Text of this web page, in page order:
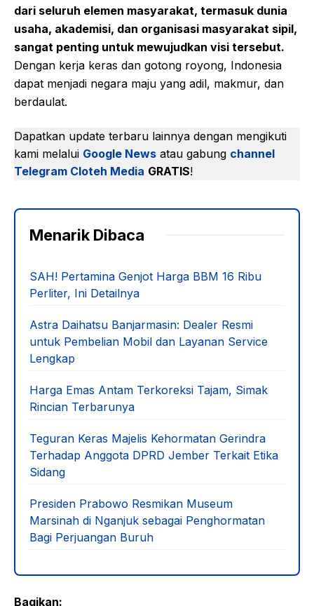
dari seluruh elemen masyarakat, termasuk dunia
usaha, akademisi, dan organisasi masyarakat sipil,
sangat penting untuk mewujudkan visi tersebut.
Dengan kerja keras dan gotong royong, Indonesia
dapat menjadi negara maju yang adil, makmur, dan
berdaulat.
Dapatkan update terbaru lainnya dengan mengikuti
kami melalui Google News atau gabung channel
Telegram Cloteh Media GRATIS!
Menarik Dibaca
SAH! Pertamina Genjot Harga BBM 16 Ribu
Perliter, Ini Detailnya
Astra Daihatsu Banjarmasin: Dealer Resmi
untuk Pembelian Mobil dan Layanan Service
Lengkap
Harga Emas Antam Terkoreksi Tajam, Simak
Rincian Terbarunya
Teguran Keras Majelis Kehormatan Gerindra
Terhadap Anggota DPRD Jember Terkait Etika
Sidang
Presiden Prabowo Resmikan Museum
Marsinah di Nganjuk sebagai Penghormatan
Bagi Perjuangan Buruh
Bagikan: